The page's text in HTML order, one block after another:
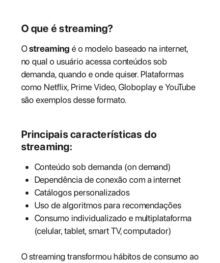
O que é streaming?
Ostreaming é o modelo baseado na internet,
no qual o usuário acessa conteúdos sob
demanda, quando e onde quiser. Plataformas
como Netflix, Prime Video, Globoplay e YouTube
são exemplos desse formato.
Principais características do
streaming:
Conteúdo sob demanda (on demand)
Dependência de conexão com a internet
Catálogos personalizados
Uso de algoritmos para recomendações
Consumo individualizado e multiplataforma
(celular, tablet, smart TV, computador)
O streaming transformou hábitos de consumo ao